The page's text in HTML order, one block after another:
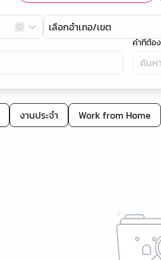
เลือกอำเภอ/เขต
คำที่ต้อ
งานประจำ Work from Home